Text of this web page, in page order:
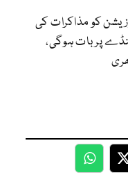
کو مذاکرات کی
پر بات ہوگی،